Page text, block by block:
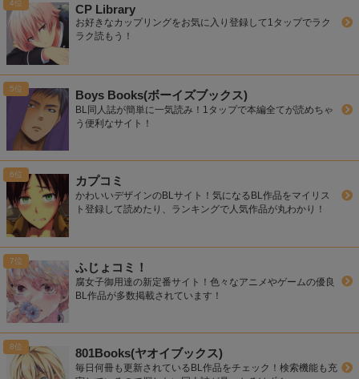
CP Library
お好きなカップリングをお気に入り登録して1タップでラク
ラク読もう！
Boys Books(ボーイズブックス)
BL同人誌が簡単に一気読み！1タップで本編全てが読めちゃ
う便利なサイト！
カプコミ
かわいいデザインのBLサイト！気になるBL作品をマイリス
ト登録して読めたり、ランキングで人気作品が丸わかり！
ふじょコミ！
腐女子御用達の新定番サイト！色々なアニメやゲームの優良
BL作品が多数掲載されています！
801Books(ヤオイブックス)
毎日何冊も更新されているBL作品をチェック！検索機能も充